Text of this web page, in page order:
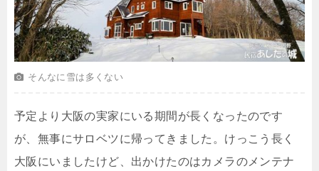
そんなに雪は多くない
予定より大阪の実家にいる期間が長くなったのです
が、無事にサロベツに帰ってきました。けっこう長く
大阪にいましたけど、出かけたのはカメラのメンテナ